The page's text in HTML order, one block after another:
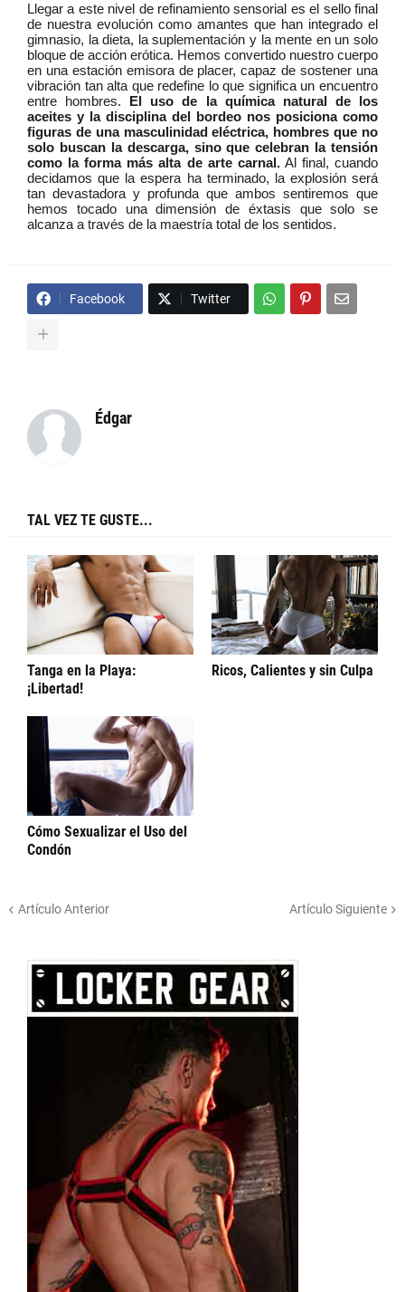
Llegar a este nivel de refinamiento sensorial es el sello final
de nuestra evolución como amantes que han integrado el
gimnasio, la dieta, la suplementación y la mente en un solo
bloque de acción erótica. Hemos convertido nuestro cuerpo
en una estación emisora de placer, capaz de sostener una
vibración tan alta que redefine lo que significa un encuentro
entre hombres. El uso de la química natural de los
aceites y la disciplina del bordeo nos posiciona como
figuras de una masculinidad eléctrica, hombres que no
solo buscan la descarga, sino que celebran la tensión
como la forma más alta de arte carnal.Al final, cuando
decidamos que la espera ha terminado, la explosión será
tan devastadora y profunda que ambos sentiremos que
hemos tocado una dimensión de éxtasis que solo se
alcanza a través de la maestría total de los sentidos.
Facebook Twitter
Édgar
TAL VEZ TE GUSTE...
Tanga en la Playa:
¡Libertad!
Ricos, Calientes y sin Culpa
Cómo Sexualizar el Uso del
Condón
Artículo Anterior Artículo Siguiente